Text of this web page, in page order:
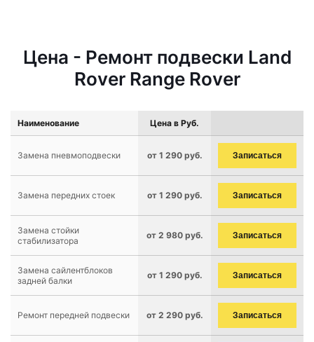
Цена - Ремонт подвески Land
Rover Range Rover
Наименование Цена в Руб.
Замена пневмоподвески от 1 290 руб. Записаться
Замена передних стоек от 1 290 руб. Записаться
Замена стойки
стабилизатора
от 2 980 руб. Записаться
Замена сайлентблоков
задней балки
от 1 290 руб. Записаться
Ремонт передней подвески от 2 290 руб. Записаться